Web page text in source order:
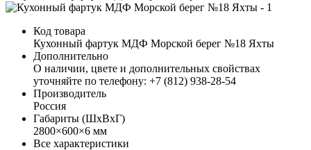
Код товара
Кухонный фартук МДФ Морской берег №18 Яхты
Дополнительно
О наличии, цвете и дополнительных свойствах
уточняйте по телефону: +7 (812) 938-28-54
Производитель
Россия
Габариты (ШхВхГ)
2800×600×6 мм
Все характеристики